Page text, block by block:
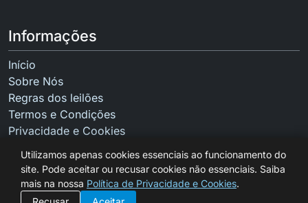
Informações
Início
Sobre Nós
Regras dos leilões
Termos e Condições
Privacidade e Cookies
Contactos
Utilizamos apenas cookies essenciais ao funcionamento do
site. Pode aceitar ou recusar cookies não essenciais. Saiba
mais na nossa Política de Privacidade e Cookies.